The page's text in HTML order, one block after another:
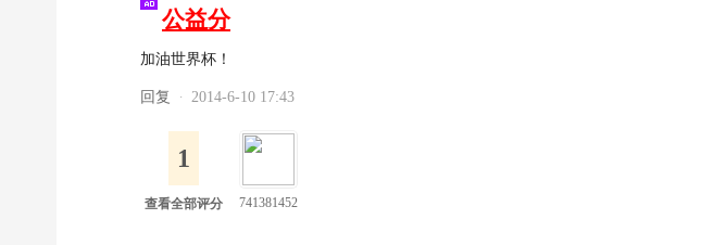
公益分
加油世界杯！
回复 · 2014-6-10 17:43
1
查看全部评分 741381452